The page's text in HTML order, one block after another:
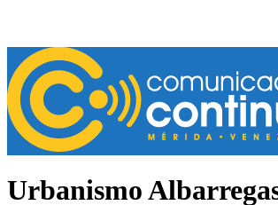
Urbanismo